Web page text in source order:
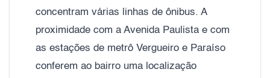
concentram várias linhas de ônibus. A
proximidade com a Avenida Paulista e com
as estações de metrô Vergueiro e Paraíso
conferem ao bairro uma localização